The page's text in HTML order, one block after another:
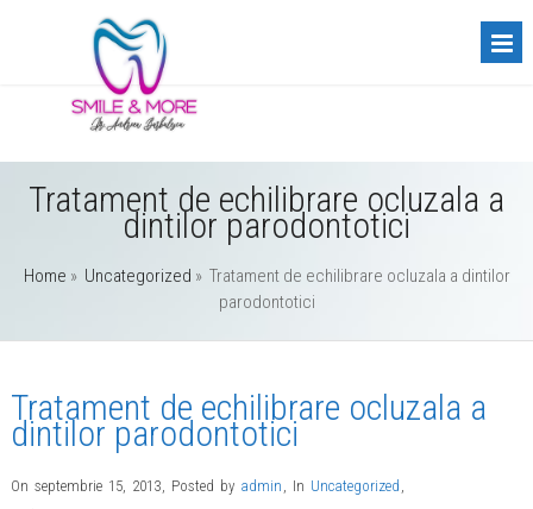
Tratament de echilibrare ocluzala a
dintilor parodontotici
Home » Uncategorized » Tratament de echilibrare ocluzala a dintilor
parodontotici
Tratament de echilibrare ocluzala a
dintilor parodontotici
On septembrie 15, 2013, Posted by admin , In Uncategorized ,